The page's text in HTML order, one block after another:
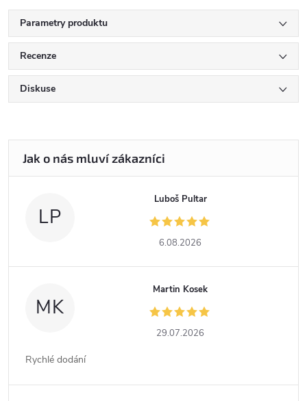
Parametry produktu
Recenze
Diskuse
LP
Luboš Pultar
6.08.2026
MK
Martin Kosek
29.07.2026
Rychlé dodání